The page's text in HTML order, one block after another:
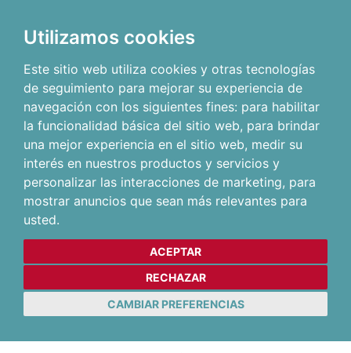
Utilizamos cookies
Este sitio web utiliza cookies y otras tecnologías
de seguimiento para mejorar su experiencia de
navegación con los siguientes fines: para habilitar
la funcionalidad básica del sitio web, para brindar
una mejor experiencia en el sitio web, medir su
interés en nuestros productos y servicios y
personalizar las interacciones de marketing, para
mostrar anuncios que sean más relevantes para
usted.
ACEPTAR
RECHAZAR
CAMBIAR PREFERENCIAS